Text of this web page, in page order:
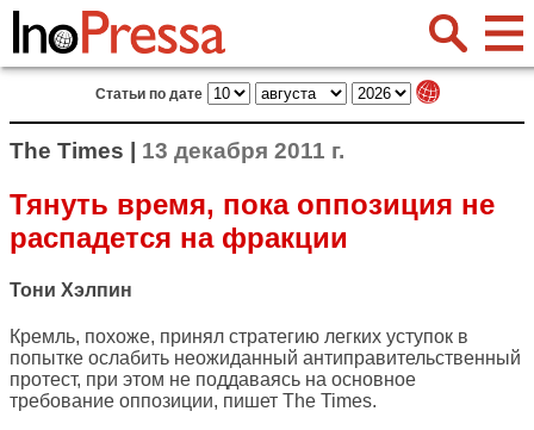
Статьи по дате
The Times | 13 декабря 2011 г.
Тянуть время, пока оппозиция не
распадется на фракции
Тони Хэлпин
Кремль, похоже, принял стратегию легких уступок в
попытке ослабить неожиданный антиправительственный
протест, при этом не поддаваясь на основное
требование оппозиции, пишет The Times.